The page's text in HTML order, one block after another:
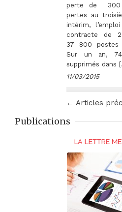
perte de 300
pertes au
intérim,
contracte de
37 800 postes
Sur un an,
supprimés dans
11/03/2015
← Articles
Publications